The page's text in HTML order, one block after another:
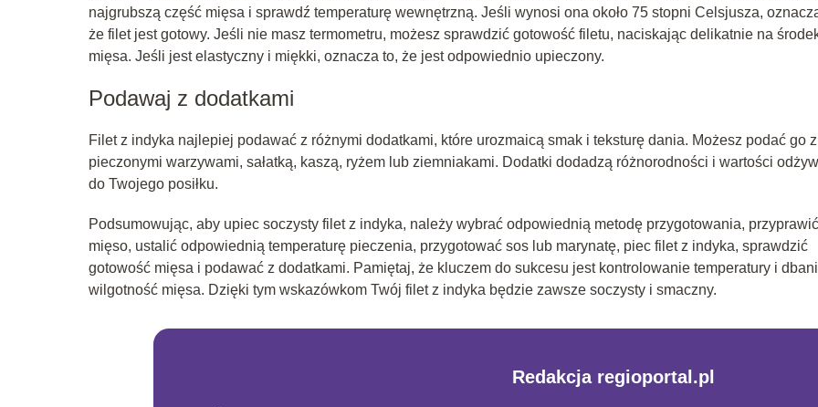
najgrubszą część mięsa i sprawdź temperaturę wewnętrzną. Jeśli wynosi ona około 75 stopni Celsjusza,
że filet jest gotowy. Jeśli nie masz termometru, możesz sprawdzić gotowość filetu, naciskając delikatnie na
mięsa. Jeśli jest elastyczny i miękki, oznacza to, że jest odpowiednio upieczony.
Podawaj z dodatkami
Filet z indyka najlepiej podawać z różnymi dodatkami, które urozmaicą smak i teksturę dania. Możesz podać go z
pieczonymi warzywami, sałatką, kaszą, ryżem lub ziemniakami. Dodatki dodadzą różnorodności i wartości
do Twojego posiłku.
Podsumowując, aby upiec soczysty filet z indyka, należy wybrać odpowiednią metodę przygotowania, przyprawić
mięso, ustalić odpowiednią temperaturę pieczenia, przygotować sos lub marynatę, piec filet z indyka, sprawdzić
gotowość mięsa i podawać z dodatkami. Pamiętaj, że kluczem do sukcesu jest kontrolowanie temperatury i
wilgotność mięsa. Dzięki tym wskazówkom Twój filet z indyka będzie zawsze soczysty i smaczny.
Redakcja regioportal.pl